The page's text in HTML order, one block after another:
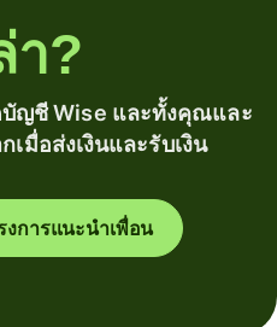
า?
ญชี Wise และทั้งคุณและ
มื่อส่งเงินและรับเงิน
งการแนะนำเพื่อน